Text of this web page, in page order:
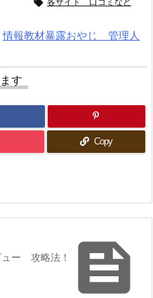
情報教材暴露おやじ 管理人
す
Copy

ー 攻略法！